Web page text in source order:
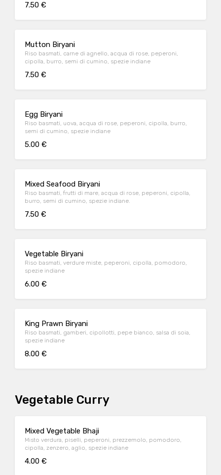
7.50 €
Mutton Biryani
Riso basmati, carne di agnello, acqua di rose, peperoni,
cipolla, burro, semi di cumino, spezie indiane
7.50 €
Egg Biryani
Riso basmati, uova, acqua di rose, peperoni, cipolla, burro,
semi di cumino, spezie indiane
5.00 €
Mixed Seafood Biryani
Riso basmati, frutti di mare, acqua di rose, peperoni, cipolla,
burro, semi di cumino, spezie indiane.
7.50 €
Vegetable Biryani
Riso basmati, verdure miste, peperoni, cipolla, pomodoro,
spezie indiane
6.00 €
King Prawn Biryani
Riso basmati, gamberi, cipollotti, pepe bianco, salsa di soia,
spezie indiane
8.00 €
Vegetable Curry
Mixed Vegetable Bhaji
Misto verdura, piselli, peperoni, prezzemolo, pomodoro,
cipolla, zenzero, aglio, spezie indiane
4.00 €